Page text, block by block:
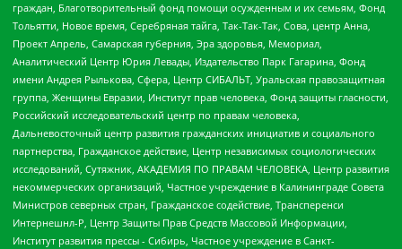
граждан, Благотворительный фонд помощи осужденным и их семьям, Фонд
Тольятти, Новое время, Серебряная тайга, Так-Так-Так, Сова, центр Анна,
Проект Апрель, Самарская губерния, Эра здоровья, Мемориал,
Аналитический Центр Юрия Левады, Издательство Парк Гагарина, Фонд
имени Андрея Рылькова, Сфера, Центр СИБАЛЬТ, Уральская правозащитная
группа, Женщины Евразии, Институт прав человека, Фонд защиты гласности,
Российский исследовательский центр по правам человека,
Дальневосточный центр развития гражданских инициатив и социального
партнерства, Гражданское действие, Центр независимых социологических
исследований, Сутяжник, АКАДЕМИЯ ПО ПРАВАМ ЧЕЛОВЕКА, Центр развития
некоммерческих организаций, Частное учреждение в Калининграде Совета
Министров северных стран, Гражданское содействие, Трансперенси
Интернешнл-Р, Центр Защиты Прав Средств Массовой Информации,
Институт развития прессы - Сибирь, Частное учреждение в Санкт-